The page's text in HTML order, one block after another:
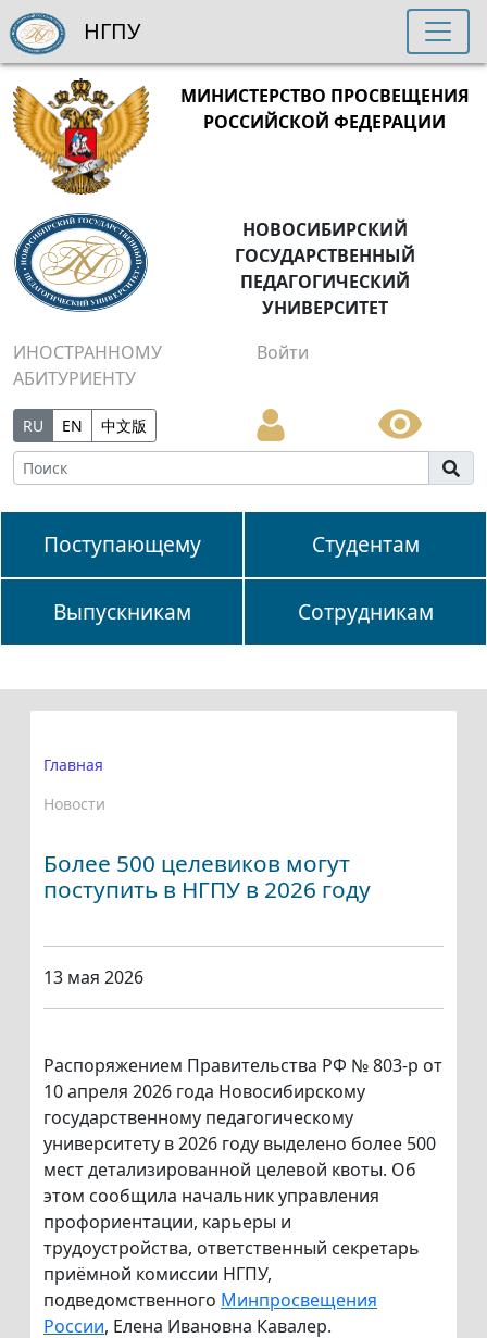
МИНИСТЕРСТВО ПРОСВЕЩЕНИЯ
РОССИЙСКОЙ ФЕДЕРАЦИИ
НОВОСИБИРСКИЙ
ГОСУДАРСТВЕННЫЙ
ПЕДАГОГИЧЕСКИЙ
УНИВЕРСИТЕТ
ИНОСТРАННОМУ
АБИТУРИЕНТУ
Войти
RU EN 中文版
Поступающему Студентам
Выпускникам Сотрудникам
НГПУ
Главная
Новости
Более 500 целевиков могут
поступить в НГПУ в 2026 году
13 мая 2026
Распоряжением Правительства РФ № 803-р от
10 апреля 2026 года Новосибирскому
государственному педагогическому
университету в 2026 году выделено более 500
мест детализированной целевой квоты. Об
этом сообщила начальник управления
профориентации, карьеры и
трудоустройства, ответственный секретарь
приёмной комиссии НГПУ,
подведомственного Минпросвещения
России, Елена Ивановна Кавалер.